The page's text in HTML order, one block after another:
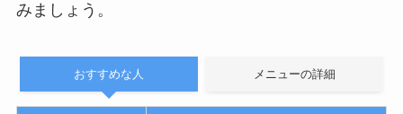
みましょう。
おすすめな人 メニューの詳細